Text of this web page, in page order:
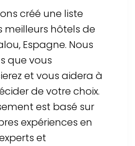
créé une liste
meilleurs hôtels de
Espagne. Nous
que vous
et vous aidera à
de votre choix.
est basé sur
expériences en
et